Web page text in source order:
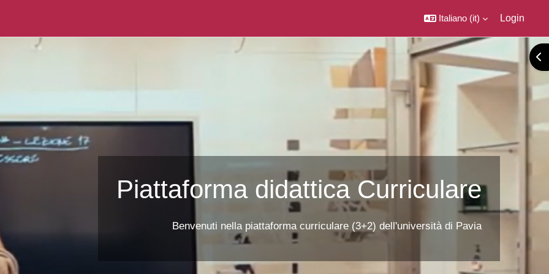
Italiano ‎(it)‎ Login
Piattaforma didattica Curriculare
Benvenuti nella piattaforma curriculare (3+2) dell'università di Pavia